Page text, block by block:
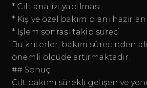
* Cilt analizi yapılması
* Kişiye özel bakım planı
* İşlem sonrası takip süreci
Bu kriterler, bakım sürecinden
önemli ölçüde artırmaktadır.
## Sonuç
Cilt bakımı sürekli gelişen ve